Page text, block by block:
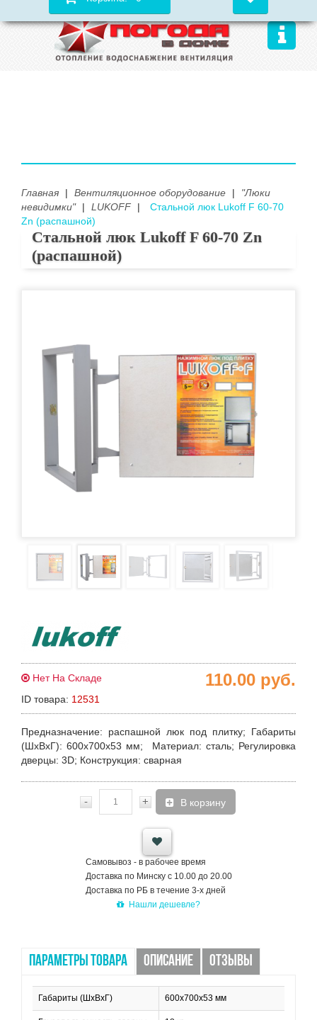
Главная | Вентиляционное оборудование |
"Люки
невидимки"
| LUKOFF |
Стальной люк Lukoff F 60-70
Zn (распашной)
Стальной люк Lukoff F 60-70 Zn
(распашной)
Нет На Складе
ID товара: 12531
110.00 руб.
Предназначение: распашной люк под плитку; Габариты
(ШхВхГ):600х700х53 мм; Материал: сталь; Регулировка
дверцы: 3D; Конструкция: сварная
- + В корзину
Самовывоз - в рабочее время
Доставка по Минску с 10.00 до 20.00
Доставка по РБ в течение 3-х дней
Нашли дешевле?
ПАРАМЕТРЫ ТОВАРА ОПИСАНИЕ ОТЗЫВЫ
Габариты (ШхВхГ) 600х700х53 мм